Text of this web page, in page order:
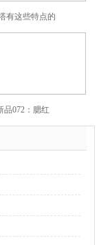
有这些特点的
品072：腮红